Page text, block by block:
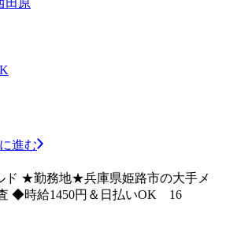
進む
ド ★勤務地★兵庫県姫路市の大手メ
◆時給1450円＆日払いOK 16